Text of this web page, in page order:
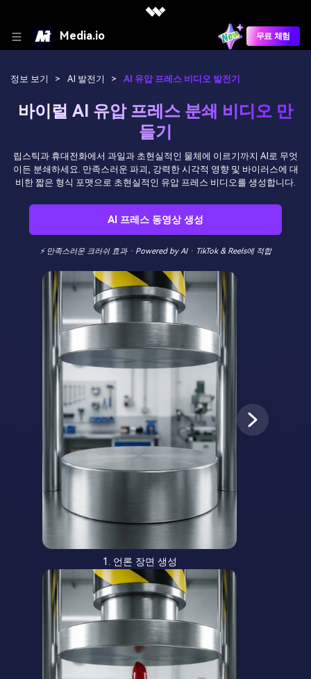
Media.io 무료 체험
정보 보기 > AI 발전기 > AI 유압 프레스 비디오 발전기
바이럴 AI 유압 프레스 분쇄 비디오 만
들기
립스틱과 휴대전화에서 과일과 초현실적인 물체에 이르기까지 AI로 무엇
이든 분쇄하세요. 만족스러운 파괴, 강력한 시각적 영향 및 바이러스에 대
비한 짧은 형식 포맷으로 초현실적인 유압 프레스 비디오를 생성합니다.
AI 프레스 동영상 생성
⚡ 만족스러운 크러쉬 효과 · Powered by AI · TikTok & Reels에 적합
1. 언론 장면 생성